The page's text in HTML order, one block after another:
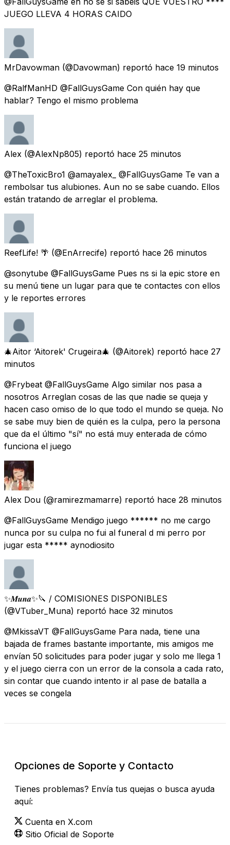
JUEGO LLEVA 4 HORAS CAIDO
MrDavowman (@Davowman) reportó hace 19 minutos
@RalfManHD @FallGuysGame Con quién hay que
hablar? Tengo el mismo problema
Alex (@AlexNp805) reportó hace 25 minutos
@TheToxicBro1 @amayalex_ @FallGuysGame Te van a
rembolsar tus alubiones. Aun no se sabe cuando. Ellos
están tratando de arreglar el problema.
ReefLife! 🌴 (@EnArrecife) reportó hace 26 minutos
@sonytube @FallGuysGame Pues ns si la epic store en
su menú tiene un lugar para que te contactes con ellos
y le reportes errores
🎄Aitor ‘Aitorek' Crugeira🎄 (@Aitorek) reportó hace 27
minutos
@Frybeat @FallGuysGame Algo similar nos pasa a
nosotros Arreglan cosas de las que nadie se queja y
hacen caso omiso de lo que todo el mundo se queja. No
se sabe muy bien de quién es la culpa, pero la persona
que da el último "sí" no está muy enterada de cómo
funciona el juego
Alex Dou (@ramirezmamarre) reportó hace 28 minutos
@FallGuysGame Mendigo juego ****** no me cargo
nunca por su culpa no fui al funeral d mi perro por
jugar esta ***** aynodiosito
✨𝑴𝒖𝒏𝒂✨🔪 / COMISIONES DISPONIBLES
(@VTuber_Muna) reportó hace 32 minutos
@MkissaVT @FallGuysGame Para nada, tiene una
bajada de frames bastante importante, mis amigos me
envían 50 solicitudes para poder jugar y solo me llega 1
y el juego cierra con un error de la consola a cada rato,
sin contar que cuando intento ir al pase de batalla a
veces se congela
Opciones de Soporte y Contacto
Tienes problemas? Envía tus quejas o busca ayuda
aquí:
Cuenta en X.com
Sitio Oficial de Soporte